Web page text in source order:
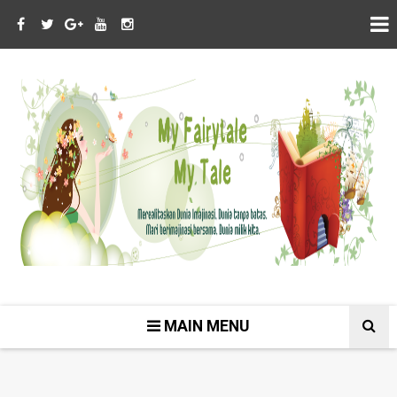
MAIN MENU